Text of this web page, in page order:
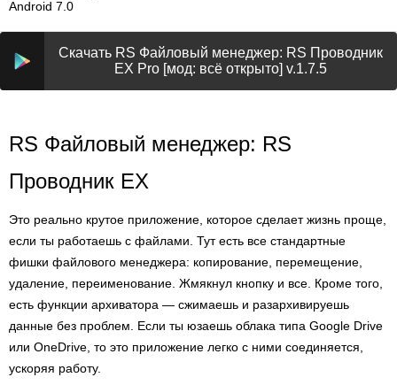
Android 7.0
Скачать RS Файловый менеджер: RS Проводник
EX Pro [мод: всё открыто] v.1.7.5
RS Файловый менеджер: RS
Проводник EX
Это реально крутое приложение, которое сделает жизнь проще,
если ты работаешь с файлами. Тут есть все стандартные
фишки файлового менеджера: копирование, перемещение,
удаление, переименование. Жмякнул кнопку и все. Кроме того,
есть функции архиватора — сжимаешь и разархивируешь
данные без проблем. Если ты юзаешь облака типа Google Drive
или OneDrive, то это приложение легко с ними соединяется,
ускоряя работу.